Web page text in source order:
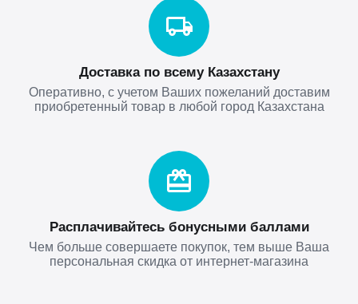
Доставка по всему Казахстану
Оперативно, с учетом Ваших пожеланий доставим
приобретенный товар в любой город Казахстана
Расплачивайтесь бонусными баллами
Чем больше совершаете покупок, тем выше Ваша
персональная скидка от интернет-магазина